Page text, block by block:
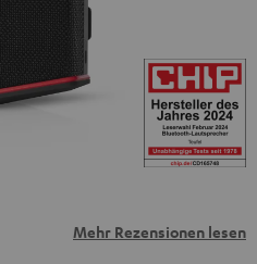
Informationen sind in der
I zu finden
Mehr Rezensionen lesen